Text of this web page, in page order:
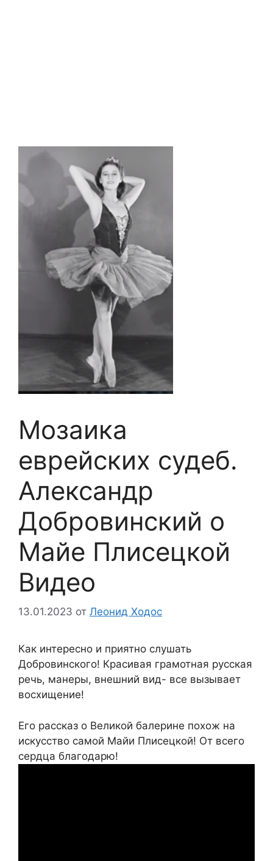
Мозаика
еврейских судеб.
Александр
Добровинский о
Майе Плисецкой
Видео
13.01.2023 от Леонид Ходос
Как интересно и приятно слушать
Добровинского! Красивая грамотная русская
речь, манеры, внешний вид- все вызывает
восхищение!
Его рассказ о Великой балерине похож на
искусство самой Майи Плисецкой! От всего
сердца благодарю!